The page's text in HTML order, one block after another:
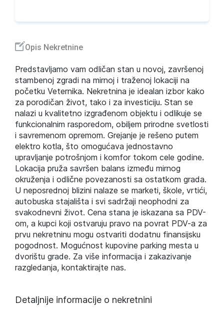
Opis Nekretnine
Predstavljamo vam odličan stan u novoj, završenoj
stambenoj zgradi na mirnoj i traženoj lokaciji na
početku Veternika. Nekretnina je idealan izbor kako
za porodičan život, tako i za investiciju. Stan se
nalazi u kvalitetno izgrađenom objektu i odlikuje se
funkcionalnim rasporedom, obiljem prirodne svetlosti
i savremenom opremom. Grejanje je rešeno putem
elektro kotla, što omogućava jednostavno
upravljanje potrošnjom i komfor tokom cele godine.
Lokacija pruža savršen balans između mirnog
okruženja i odlične povezanosti sa ostatkom grada.
U neposrednoj blizini nalaze se marketi, škole, vrtići,
autobuska stajališta i svi sadržaji neophodni za
svakodnevni život. Cena stana je iskazana sa PDV-
om, a kupci koji ostvaruju pravo na povrat PDV-a za
prvu nekretninu mogu ostvariti dodatnu finansijsku
pogodnost. Mogućnost kupovine parking mesta u
dvorištu grade. Za više informacija i zakazivanje
razgledanja, kontaktirajte nas.
Detaljnije informacije o nekretnini